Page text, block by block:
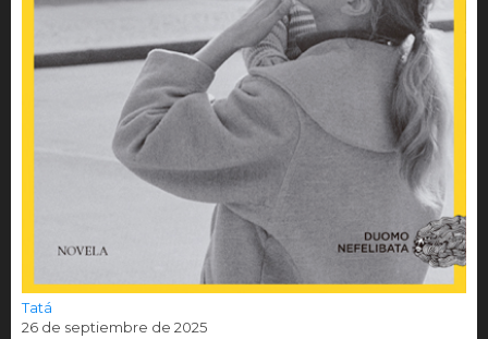
Tatá
26 de septiembre de 2025